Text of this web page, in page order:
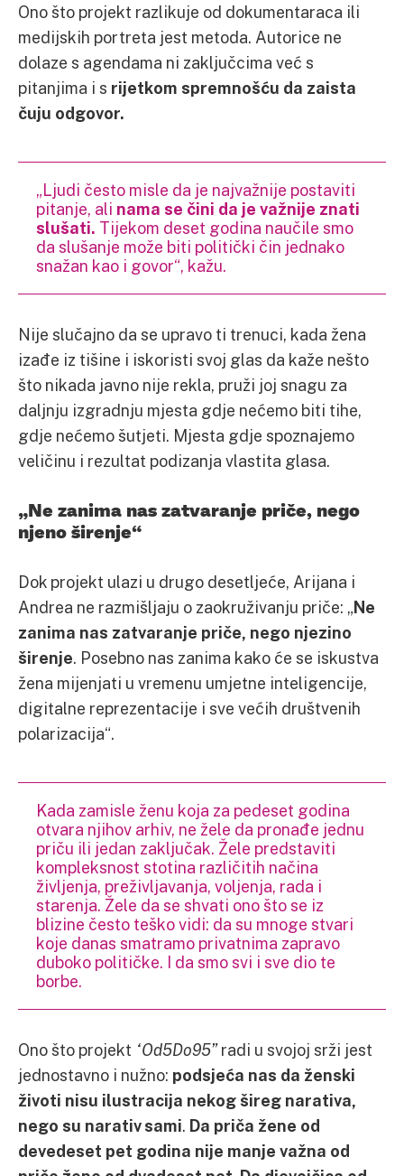
Ono što projekt razlikuje od dokumentaraca ili
medijskih portreta jest metoda. Autorice ne
dolaze s agendama ni zaključcima već s
pitanjima i s rijetkom spremnošću da zaista
čuju odgovor.
„Ljudi često misle da je najvažnije postaviti
pitanje, ali nama se čini da je važnije znati
slušati. Tijekom deset godina naučile smo
da slušanje može biti politički čin jednako
snažan kao i govor“, kažu.
Nije slučajno da se upravo ti trenuci, kada žena
izađe iz tišine i iskoristi svoj glas da kaže nešto
što nikada javno nije rekla, pruži joj snagu za
daljnju izgradnju mjesta gdje nećemo biti tihe,
gdje nećemo šutjeti. Mjesta gdje spoznajemo
veličinu i rezultat podizanja vlastita glasa.
„Ne zanima nas zatvaranje priče, nego
njeno širenje“
Dok projekt ulazi u drugo desetljeće, Arijana i
Andrea ne razmišljaju o zaokruživanju priče: „Ne
zanima nas zatvaranje priče, nego njezino
širenje. Posebno nas zanima kako će se iskustva
žena mijenjati u vremenu umjetne inteligencije,
digitalne reprezentacije i sve većih društvenih
polarizacija“.
Kada zamisle ženu koja za pedeset godina
otvara njihov arhiv, ne žele da pronađe jednu
priču ili jedan zaključak. Žele predstaviti
kompleksnost stotina različitih načina
življenja, preživljavanja, voljenja, rada i
starenja. Žele da se shvati ono što se iz
blizine često teško vidi: da su mnoge stvari
koje danas smatramo privatnima zapravo
duboko političke. I da smo svi i sve dio te
borbe.
Ono što projekt “Od5Do95”radi u svojoj srži jest
jednostavno i nužno: podsjeća nas da ženski
životi nisu ilustracija nekog šireg narativa,
nego su narativ sami. Da priča žene od
devedeset pet godina nije manje važna od